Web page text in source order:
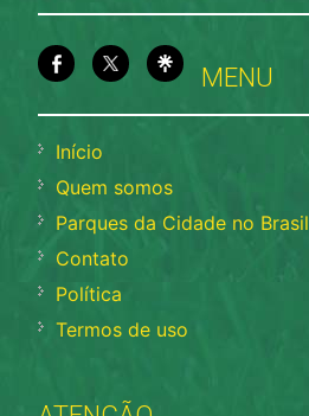
MENU
Início
Quem somos
Parques da Cidade no Brasil
Contato
Política
Termos de uso